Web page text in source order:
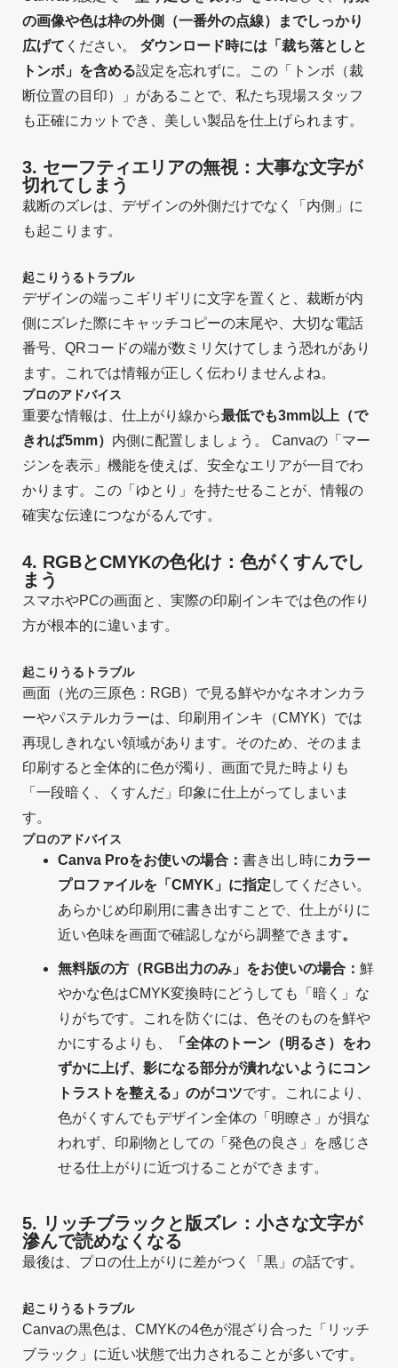
の画像や色は枠の外側（一番外の点線）までしっかり
広げて ください。
ダウンロード時には「裁ち落としと
トンボ」を含める設定を忘れずに。この「トンボ（裁
断位置の目印）」があることで、私たち現場スタッフ
も正確にカットでき、美しい製品を仕上げられます。
3. セーフティエリアの無視：大事な文字が
切れてしまう
裁断のズレは、デザインの外側だけでなく「内側」に
も起こります。
起こりうるトラブル
デザインの端っこギリギリに文字を置くと、裁断が内
側にズレた際にキャッチコピーの末尾や、大切な電話
番号、QRコードの端が数ミリ欠けてしまう恐れがあり
ます。これでは情報が正しく伝わりませんよね。
プロのアドバイス
重要な情報は、仕上がり線から最低でも3mm以上（で
きれば5mm） 内側に配置しましょう。 Canvaの「マー
ジンを表示」機能を使えば、安全なエリアが一目でわ
かります。この「ゆとり」を持たせることが、情報の
確実な伝達につながるんです。
4. RGBとCMYKの色化け：色がくすんでし
まう
スマホやPCの画面と、実際の印刷インキでは色の作り
方が根本的に違います。
起こりうるトラブル
画面（光の三原色：RGB）で見る鮮やかなネオンカラ
ーやパステルカラーは、印刷用インキ（CMYK）では
再現しきれない領域があります。そのため、そのまま
印刷すると全体的に色が濁り、画面で見た時よりも
「一段暗く、くすんだ」印象に仕上がってしまいま
す。
プロのアドバイス
Canva Proをお使いの場合：書き出し時に カラー
プロファイルを「CMYK」に指定 してください。
あらかじめ印刷用に書き出すことで、仕上がりに
近い色味を画面で確認しながら調整できます。
無料版の方（RGB出力のみ」をお使いの場合：鮮
やかな色はCMYK変換時にどうしても「暗く」な
りがちです。これを防ぐには、色そのものを鮮や
かにするよりも、
「全体のトーン（明るさ）をわ
ずかに上げ、影になる部分が潰れないようにコン
トラストを整える」のがコツです。これにより、
色がくすんでもデザイン全体の「明瞭さ」が損な
われず、印刷物としての「発色の良さ」を感じさ
せる仕上がりに近づけることができます。
5. リッチブラックと版ズレ：小さな文字が
滲んで読めなくなる
最後は、プロの仕上がりに差がつく「黒」の話です。
起こりうるトラブル
Canvaの黒色は、CMYKの4色が混ざり合った「リッチ
ブラック」に近い状態で出力されることが多いです。